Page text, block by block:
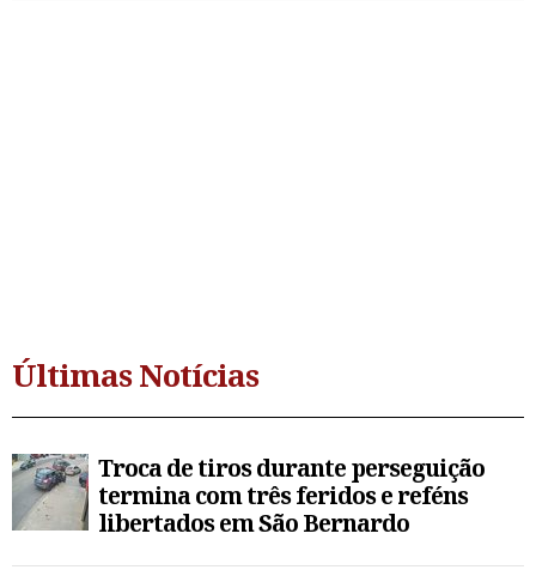
Últimas Notícias
Troca de tiros durante perseguição
termina com três feridos e reféns
libertados em São Bernardo